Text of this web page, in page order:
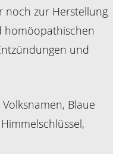
noch zur Herstellung
homöopathischen
und
Blaue